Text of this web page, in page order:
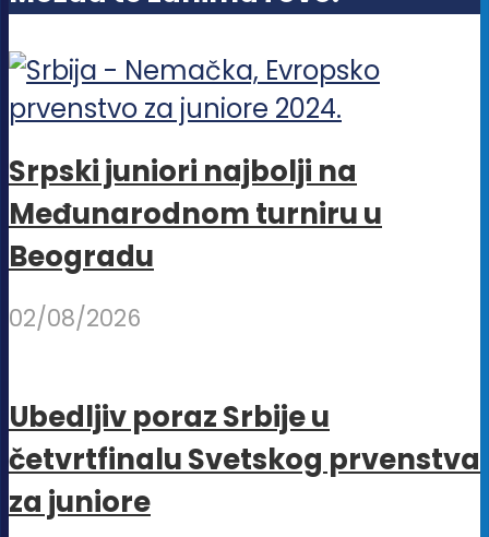
stranici
proizvoda.
Srpski juniori najbolji na
Međunarodnom turniru u
Beogradu
02/08/2026
Ubedljiv poraz Srbije u
četvrtfinalu Svetskog prvenstva
za juniore